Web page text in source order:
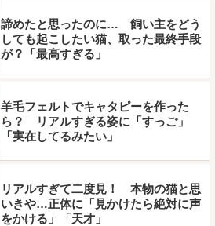
諦めたと思ったのに… 飼い主をどう
しても起こしたい猫、取った最終手段
が？「最高すぎる」
羊毛フェルトでキャタピーを作った
ら？ リアルすぎる姿に「すっご」
「実在してるみたい」
リアルすぎて二度見！ 本物の猫と思
いきや…正体に「見かけたら絶対に声
をかける」「天才」